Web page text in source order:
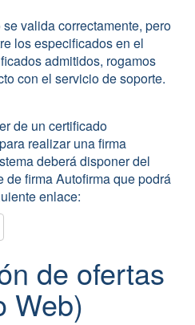
valida correctamente, pero
los especificados en el
admitidos, rogamos
con el servicio de soporte.
de un certificado
realizar una firma
deberá disponer del
de firma Autofirma que podrá
enlace:
de ofertas
Web)